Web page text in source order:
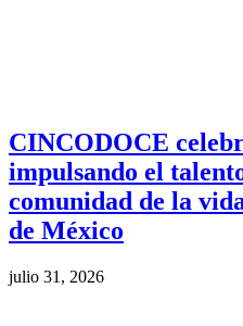
CINCODOCE
impulsando el
comunidad de la
de México
julio 31, 2026